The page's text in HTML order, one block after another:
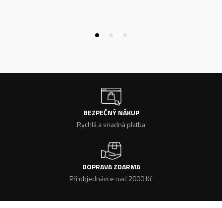
BEZPEČNÝ NÁKUP
Rychlá a snadná platba
DOPRAVA ZDARMA
Při objednávce nad 2000 Kč